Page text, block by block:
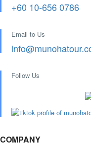
+60 10-656 0786
Email to Us
Follow Us
COMPANY